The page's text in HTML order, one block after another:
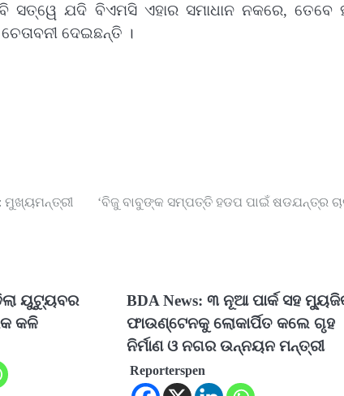
ସତ୍ୱେ ଯଦି ବିଏମସି ଏହାର ସମାଧାନ ନକରେ, ତେବେ
ଦେଇଛନ୍ତି ।
ମୁଖ୍ୟମନ୍ତ୍ରୀ ‘ବିଜୁ ବାବୁଙ୍କ ସମ୍ପତ୍ତି ହଡପ ପାଇଁ ଷଡଯନ୍ତ୍ର
ୟୁଟ୍ୟୁବର
କଳି
BDA News: ୩ ନୂଆ ପାର୍କ ସହ
ଫାଉଣ୍ଟେନକୁ ଲୋକାର୍ପିତ କଲେ ଗୃହ
ନିର୍ମାଣ ଓ ନଗର ଉନ୍ନୟନ ମନ୍ତ୍ରୀ
Reporterspen